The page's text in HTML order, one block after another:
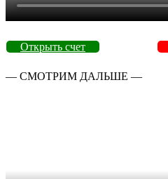
Открыть счет
— СМОТРИМ ДАЛЬШЕ —